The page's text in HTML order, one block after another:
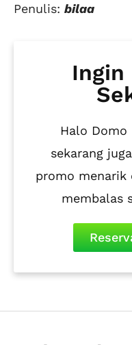
Penulis: bilaa
Ingin
Halo Domo
sekarang
promo menarik
membalas